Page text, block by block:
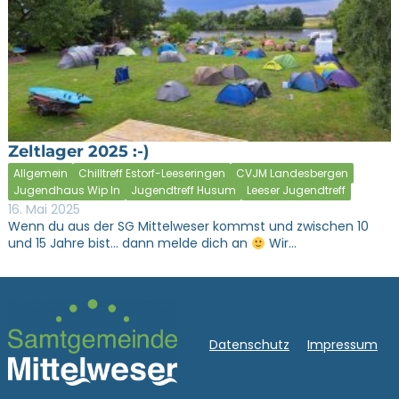
Zeltlager 2025 :-)
Allgemein Chilltreff Estorf-Leeseringen
CVJM Landesbergen
Jugendhaus Wip In
Jugendtreff Husum Leeser Jugendtreff
16. Mai 2025
Wenn du aus der SG Mittelweser kommst und zwischen 10
und 15 Jahre bist… dann melde dich an
Wir…
Datenschutz Impressum